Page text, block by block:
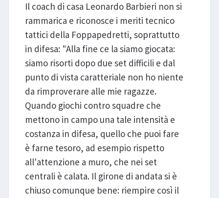
Il coach di casa Leonardo Barbieri non si
rammarica e riconosce i meriti tecnico
tattici della Foppapedretti, soprattutto
in difesa: "Alla fine ce la siamo giocata:
siamo risorti dopo due set difficili e dal
punto di vista caratteriale non ho niente
da rimproverare alle mie ragazze.
Quando giochi contro squadre che
mettono in campo una tale intensità e
costanza in difesa, quello che puoi fare
è farne tesoro, ad esempio rispetto
all'attenzione a muro, che nei set
centrali è calata. Il girone di andata si è
chiuso comunque bene: riempire così il